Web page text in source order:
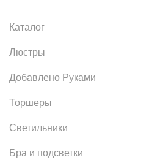
Каталог
Люстры
Добавлено Руками
Торшеры
Светильники
Бра и подсветки